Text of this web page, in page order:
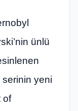
ünlü
yeni
of